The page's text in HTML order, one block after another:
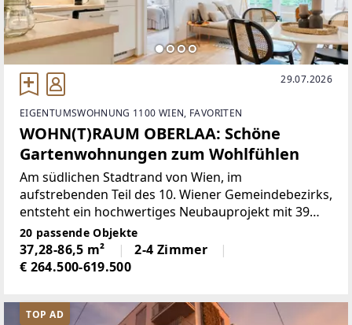
29.07.2026
EIGENTUMSWOHNUNG 1100 WIEN, FAVORITEN
WOHN(T)RAUM OBERLAA: Schöne
Gartenwohnungen zum Wohlfühlen
Am südlichen Stadtrand von Wien, im
aufstrebenden Teil des 10. Wiener Gemeindebezirks,
entsteht ein hochwertiges Neubauprojekt mit 39
stilvollen Eigentums- und Vorsorgewohnungen. Die
Lage vereint urbane Infrastruktur mit naturnahem
Ambiente und spricht
20 passende Objekte
37,28-86,5 m²
2-4 Zimmer
€ 264.500-619.500
TOP AD